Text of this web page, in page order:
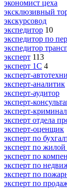
экономист цеха
эксклюзивный
экскурсовод
экспедитор 10
экспедитор по
экспедитор
эксперт 113
эксперт 1С 4
эксперт-
эксперт-аналитик
эксперт-аудитор
эксперт-
эксперт-
эксперт отдела
эксперт-оценщик
эксперт по
эксперт по
эксперт по
эксперт по
эксперт по
эксперт по